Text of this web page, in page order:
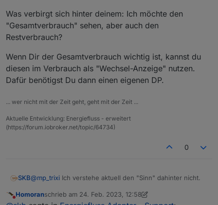
Was verbirgt sich hinter deinem: Ich möchte den
"Gesamtverbrauch" sehen, aber auch den
Restverbrauch?
Wenn Dir der Gesamtverbrauch wichtig ist, kannst du
diesen im Verbrauch als "Wechsel-Anzeige" nutzen.
Dafür benötigst Du dann einen eigenen DP.
... wer nicht mit der Zeit geht, geht mit der Zeit ...
Aktuelle Entwicklung: Energiefluss - erweitert
(https://forum.iobroker.net/topic/64734)
0
SKB@mp_trixi Ich verstehe aktuell den "Sinn" dahinter nicht.
Wenn man den Gesamtverbrauch anzeigt (ohne Abzug),
Nicht stören
Homoranschrieb am 24. Feb. 2023, 12:58
zuletzt editiert von Homoran